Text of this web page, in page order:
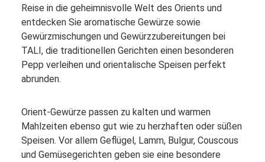
Reise in die geheimnisvolle Welt des Orients und
entdecken Sie aromatische Gewürze sowie
Gewürzmischungen und Gewürzzubereitungen bei
TALI, die traditionellen Gerichten einen besonderen
Pepp verleihen und orientalische Speisen perfekt
abrunden.
Orient-Gewürze passen zu kalten und warmen
Mahlzeiten ebenso gut wie zu herzhaften oder süßen
Speisen. Vor allem Geflügel, Lamm, Bulgur, Couscous
und Gemüsegerichten geben sie eine besondere